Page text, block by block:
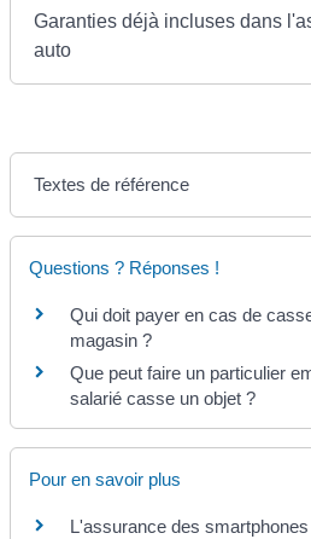
Garanties déjà incluses dans
auto
Textes de référence
Questions ? Réponses !
Qui doit payer en cas de
magasin ?
Que peut faire un particulier
salarié casse un objet ?
Pour en savoir plus
L'assurance des smartphones